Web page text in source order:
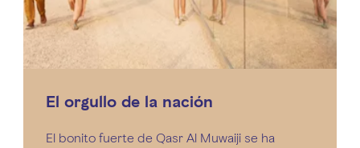
El orgullo de la nación
El bonito fuerte de Qasr Al Muwaiji se ha